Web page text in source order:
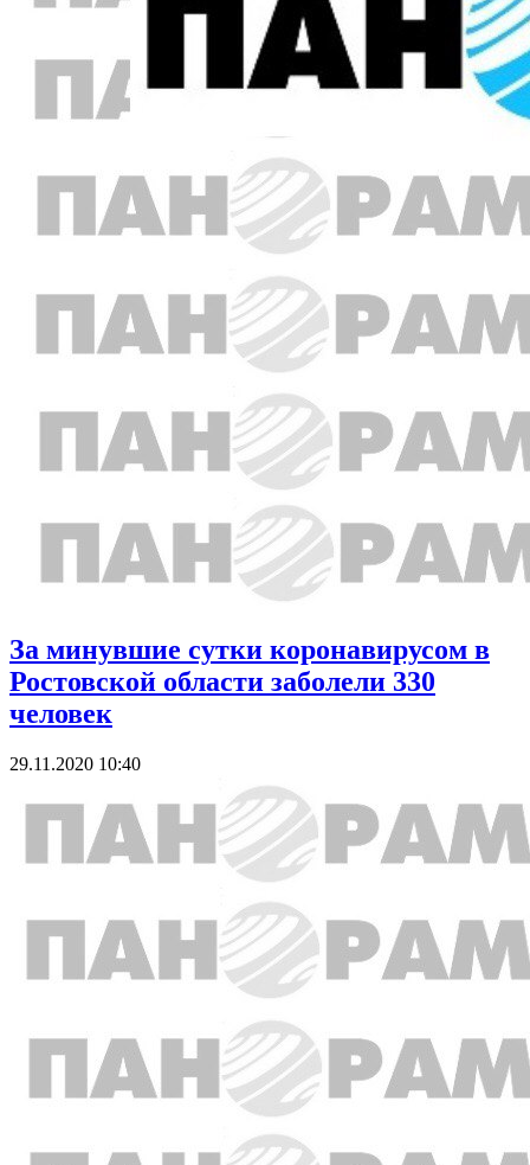
За минувшие сутки коронавирусом в
Ростовской области заболели 330
человек
29.11.2020 10:40